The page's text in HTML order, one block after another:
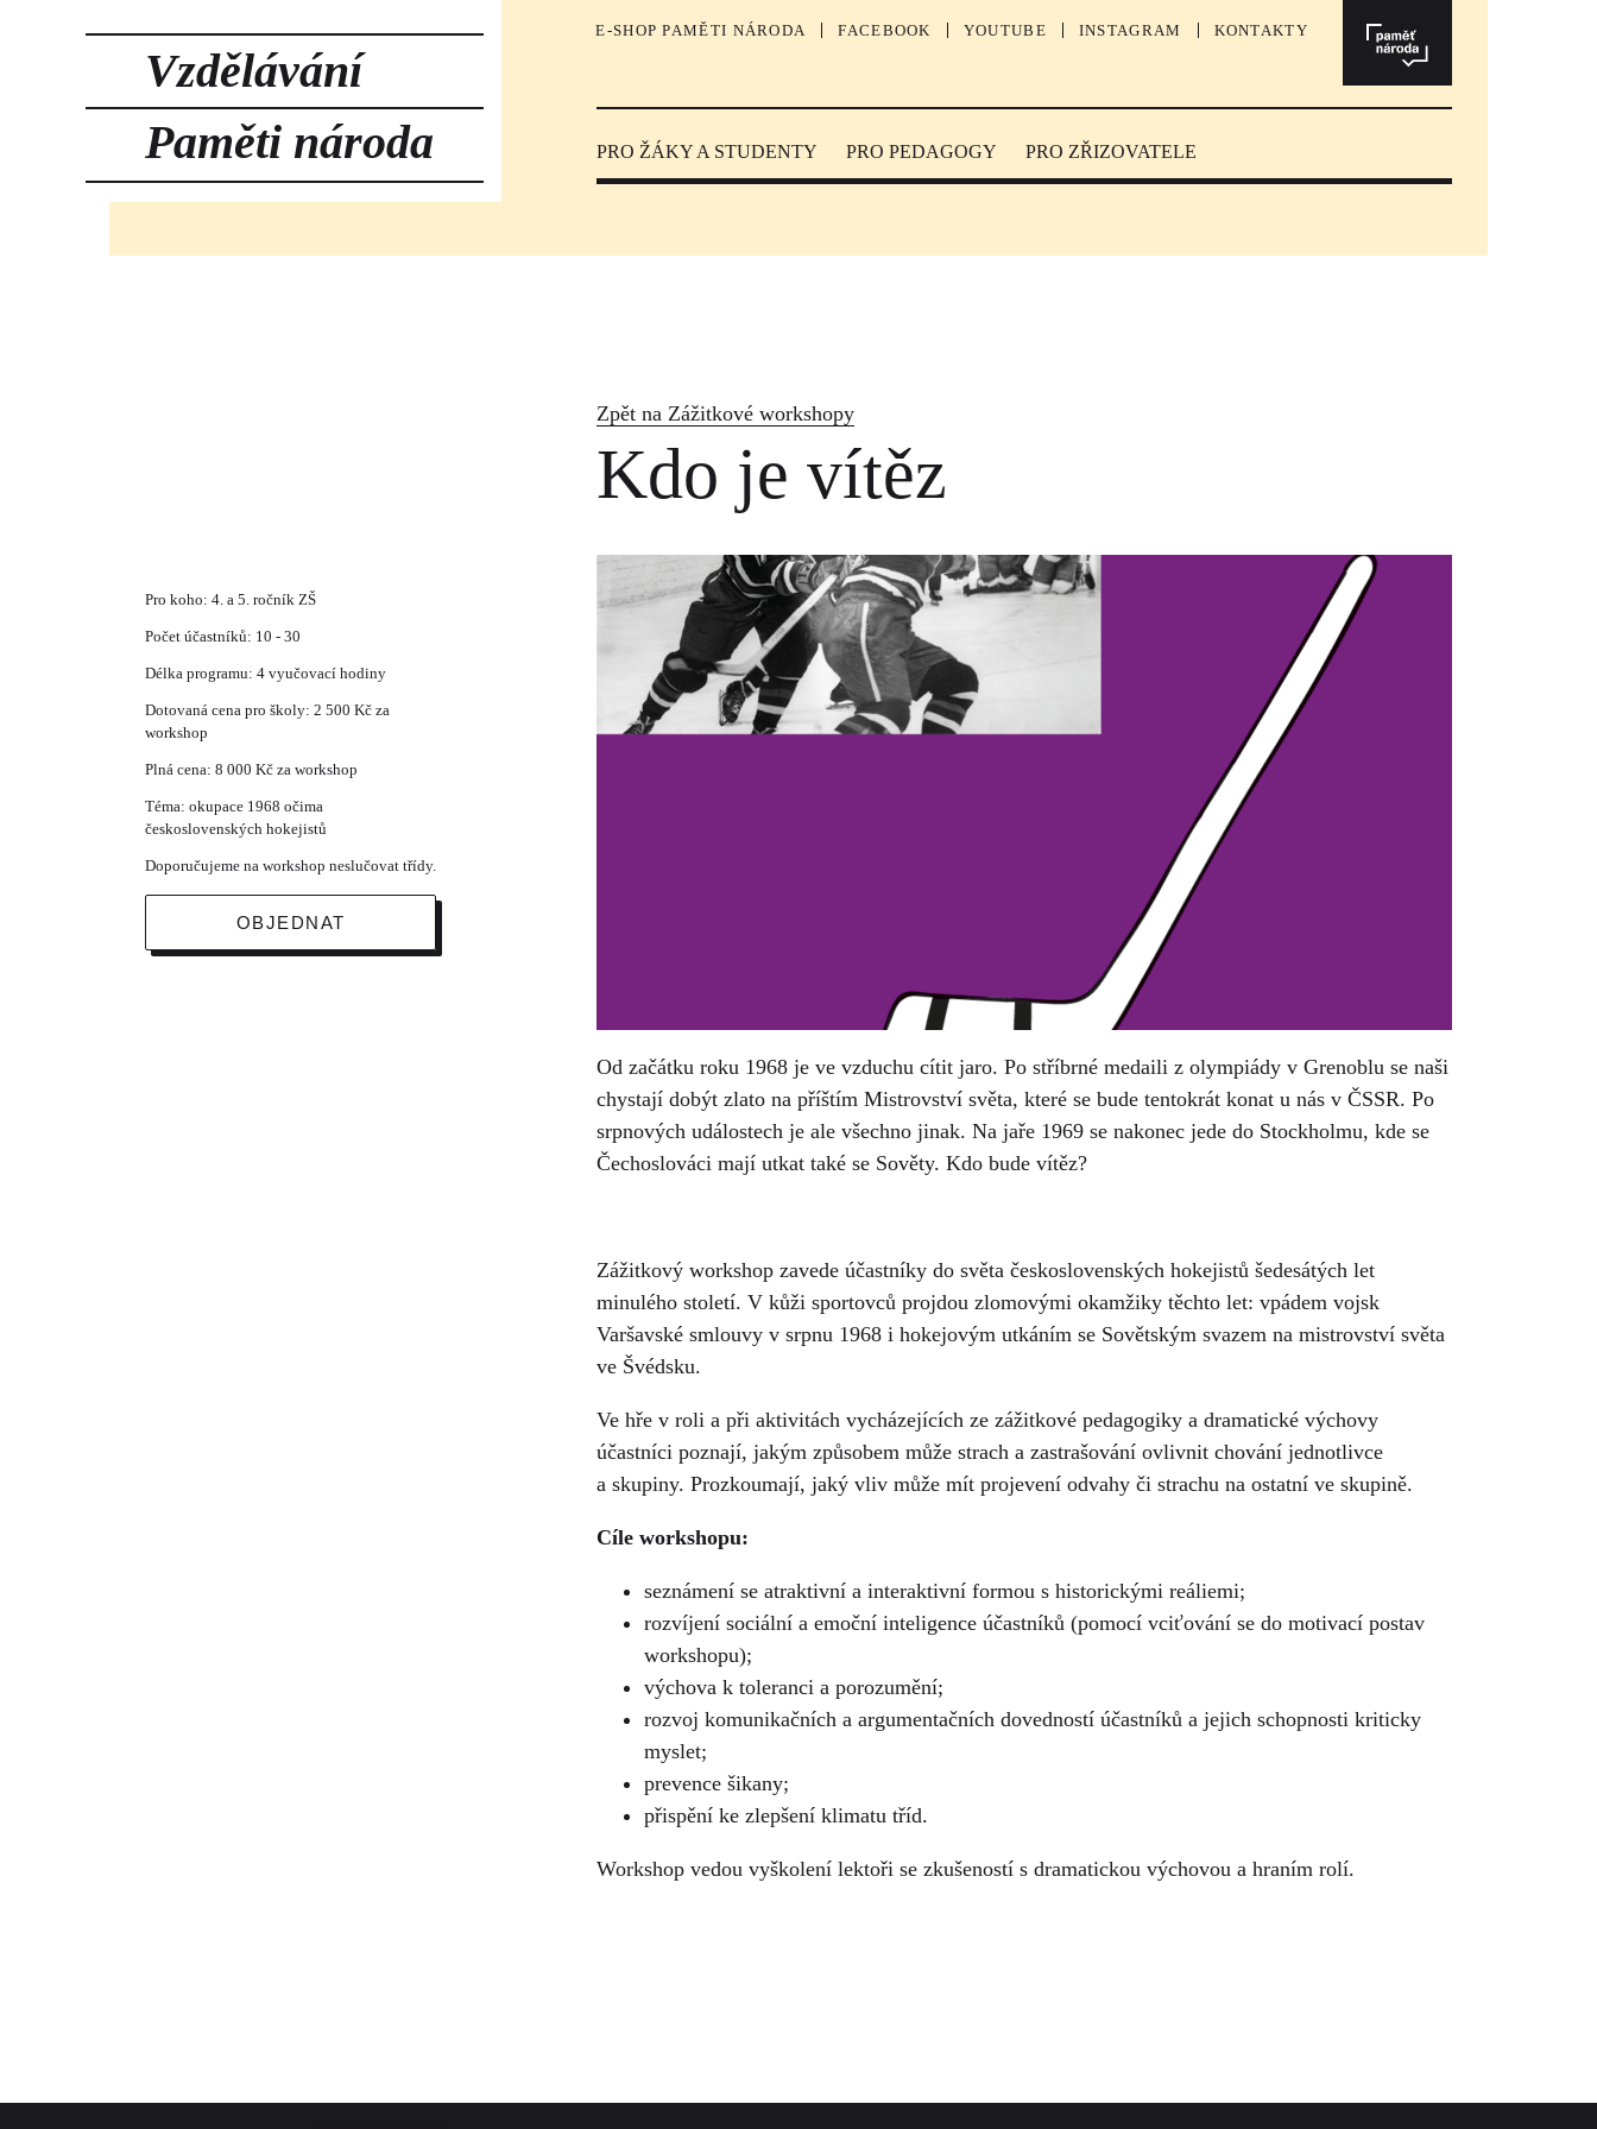
Vzdělávání
Paměti národa
PRO ŽÁKY A STUDENTY PRO PEDAGOGY PRO ZŘIZOVATELE
E-SHOP PAMĚTI NÁRODA FACEBOOK YOUTUBE INSTAGRAM KONTAKTY
Zpět na Zážitkové workshopy
Kdo je vítěz
Od začátku roku 1968 je ve vzduchu cítit jaro. Po stříbrné medaili z olympiády v Grenoblu se naši
chystají dobýt zlato na příštím Mistrovství světa, které se bude tentokrát konat u nás v ČSSR. Po
srpnových událostech je ale všechno jinak. Na jaře 1969 se nakonec jede do Stockholmu, kde se
Čechoslováci mají utkat také se Sověty. Kdo bude vítěz?
Zážitkový workshop zavede účastníky do světa československých hokejistů šedesátých let
minulého století. V kůži sportovců projdou zlomovými okamžiky těchto let: vpádem vojsk
Varšavské smlouvy v srpnu 1968 i hokejovým utkáním se Sovětským svazem na mistrovství světa
ve Švédsku.
Ve hře v roli a při aktivitách vycházejících ze zážitkové pedagogiky a dramatické výchovy
účastníci poznají, jakým způsobem může strach a zastrašování ovlivnit chování jednotlivce
a skupiny. Prozkoumají, jaký vliv může mít projevení odvahy či strachu na ostatní ve skupině.
Cíle workshopu:
seznámení se atraktivní a interaktivní formou s historickými reáliemi;
rozvíjení sociální a emoční inteligence účastníků (pomocí vciťování se do motivací postav
workshopu);
výchova k toleranci a porozumění;
rozvoj komunikačních a argumentačních dovedností účastníků a jejich schopnosti kriticky
myslet;
prevence šikany;
přispění ke zlepšení klimatu tříd.
Workshop vedou vyškolení lektoři se zkušeností s dramatickou výchovou a hraním rolí.
Pro koho: 4. a 5. ročník ZŠ
Počet účastníků: 10 - 30
Délka programu: 4 vyučovací hodiny
Dotovaná cena pro školy: 2 500 Kč za
workshop
Plná cena: 8 000 Kč za workshop
Téma: okupace 1968 očima
československých hokejistů
Doporučujeme na workshop neslučovat třídy.
OBJEDNAT